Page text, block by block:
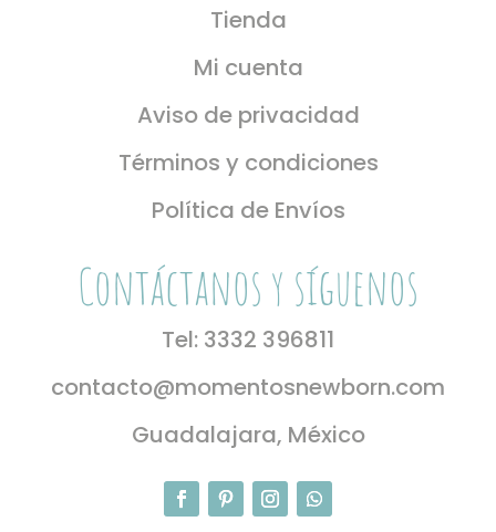
Tienda
Mi cuenta
Aviso de privacidad
Términos y condiciones
Política de Envíos
Contáctanos y síguenos
Tel: 3332 396811
contacto@momentosnewborn.com
Guadalajara, México